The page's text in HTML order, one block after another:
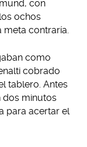
con
ochos
meta contraría.
como
cobrado
tablero. Antes
dos minutos
para acertar el